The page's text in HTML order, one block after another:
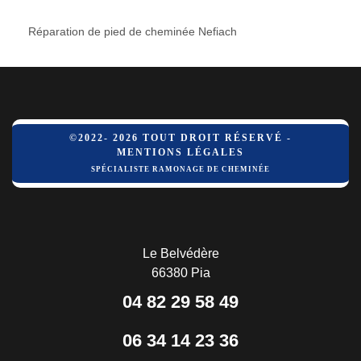
Réparation de pied de cheminée Nefiach
©2022- 2026 TOUT DROIT RÉSERVÉ -
MENTIONS LÉGALES
SPÉCIALISTE RAMONAGE DE CHEMINÉE
Le Belvédère
66380 Pia
04 82 29 58 49
06 34 14 23 36